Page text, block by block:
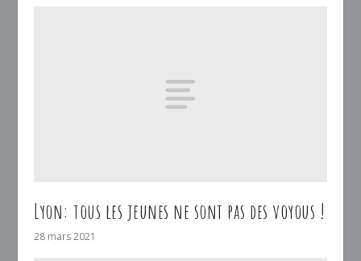
Lyon: tous les jeunes ne sont pas des voyous !
28 mars 2021